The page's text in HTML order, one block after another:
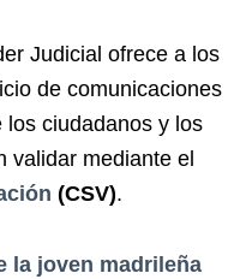
Judicial ofrece a los
de comunicaciones
ciudadanos y los
validar mediante el
(CSV).
la joven madrileña